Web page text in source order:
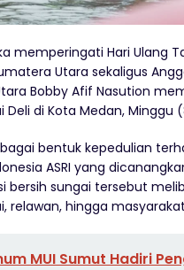
memperingati Hari Ulang
Utara sekaligus
Bobby Afif Nasution
Deli di Kota Medan, Minggu
bentuk kepedulian
ASRI yang
bersih sungai tersebut
relawan, hingga
MUI Sumut Hadiri